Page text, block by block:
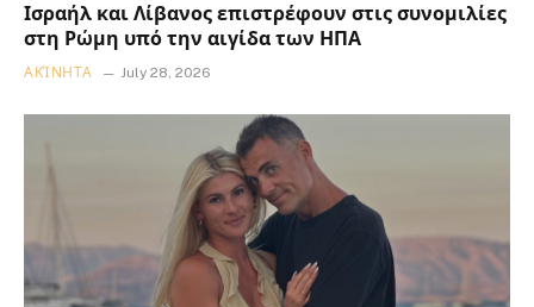
Ισραήλ και Λίβανος επιστρέφουν στις συνομιλίες
στη Ρώμη υπό την αιγίδα των ΗΠΑ
ΑΚΊΝΗΤΑ July 28, 2026